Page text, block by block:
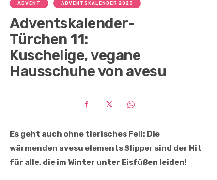
ADVENT ADVENTSKALENDER 2023
Adventskalender-
Türchen 11:
Kuschelige, vegane
Hausschuhe von avesu
Es geht auch ohne tierisches Fell: Die
wärmenden avesu elements Slipper sind der Hit
für alle, die im Winter unter Eisfüßen leiden!